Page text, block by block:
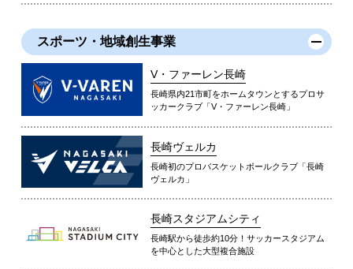
スポーツ・地域創生事業
V・ファーレン長崎
長崎県内21市町をホームタウンとするプロサ
ッカークラブ「V・ファーレン長崎」
長崎ヴェルカ
長崎初のプロバスケットボールクラブ「長崎
ヴェルカ」
長崎スタジアムシティ
長崎駅から徒歩約10分！サッカースタジアム
を中心とした大型複合施設